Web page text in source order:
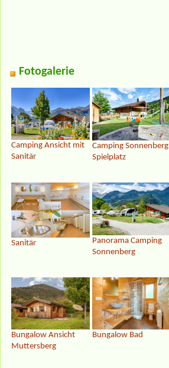
Fotogalerie
Camping Ansicht mit
Sanitär
Camping Sonnenberg
Spielplatz
Sanitär
Panorama Camping
Sonnenberg
Bungalow Ansicht
Muttersberg
Bungalow Bad